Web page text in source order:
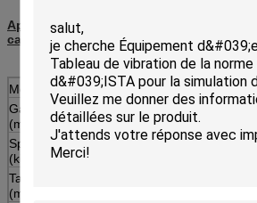
Appareil de contrôle de grande précision
caractéristiques emballées de fret
Modèle DT150
Gamme de taille de baisse
(millimètres)
300---
Spécimen max.weight
(kilogramme)
85
Taille maximale de spécimen
(millimètres)